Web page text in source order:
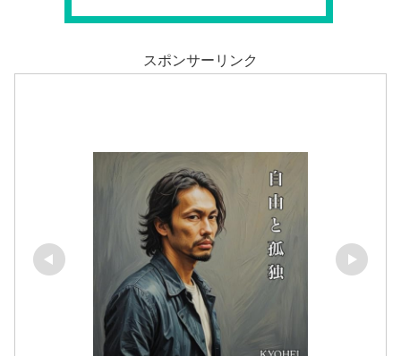
スポンサーリンク